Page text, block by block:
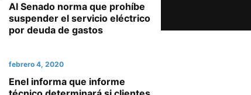
Al Senado norma que prohíbe
suspender el servicio eléctrico
por deuda de gastos
febrero 4, 2020
Enel informa que informe